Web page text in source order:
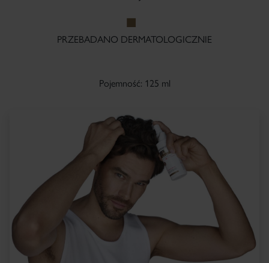
PRZEBADANO DERMATOLOGICZNIE
Pojemność: 125 ml